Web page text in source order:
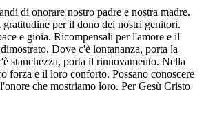
di onorare nostro padre e nostra madre.
per il dono dei nostri genitori.
e gioia. Ricompensali per l'amore e il
Dove c'è lontananza, porta la
stanchezza, porta il rinnovamento. Nella
forza e il loro conforto. Possano conoscere
che mostriamo loro. Per Gesù Cristo